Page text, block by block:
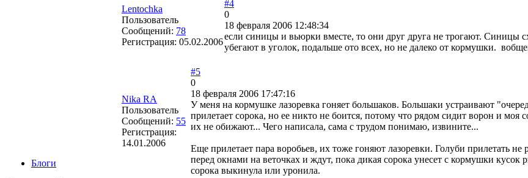
Блоги
Lentochka
Пользователь
Сообщений: 78
Регистрация: 05.02.2006
#4
0
18 февраля 2006 12:48:34
если синицы и вьюрки вместе, то они друг друга не трогают. Синицы
убегают в уголок, подальше ото всех, но не далеко от кормушки.
Nika RA
Пользователь
Сообщений: 55
Регистрация:
14.01.2006
#5
0
18 февраля 2006 17:47:16
У меня на кормушке лазоревка гоняет большаков. Большаки устраивают
прилетает сорока, но ее никто не боится, потому что рядом сидит ворон и
их не обижают... Чего написала, сама с трудом понимаю, извините...
Еще прилетает пара воробьев, их тоже гоняют лазоревки. Голуби прилетать
перед окнами на веточках и ждут, пока дикая сорока унесет с кормушки
сорока выкинула или уронила.